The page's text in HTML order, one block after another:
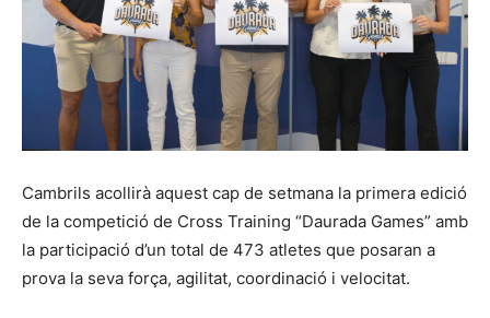
Cambrils acollirà aquest cap de setmana la primera edició
de la competició de Cross Training “Daurada Games” amb
la participació d’un total de 473 atletes que posaran a
prova la seva força, agilitat, coordinació i velocitat.